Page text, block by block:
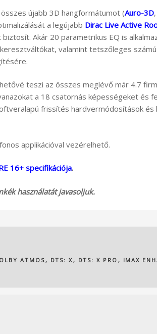
újabb 3D hangformátumot (Auro-3D,
a legújabb Dirac Live Active
Akár 20 parametrikus EQ is
valamint tetszőleges
teszi az összes meglévő már 4.7
a 18 csatornás képességeket és
frissítés hardvermódosítások és
applikációval vezérelhető.
16+ specifikációja.
használatát javasoljuk.
ATMOS, DTS: X, DTS: X PRO , IMAX